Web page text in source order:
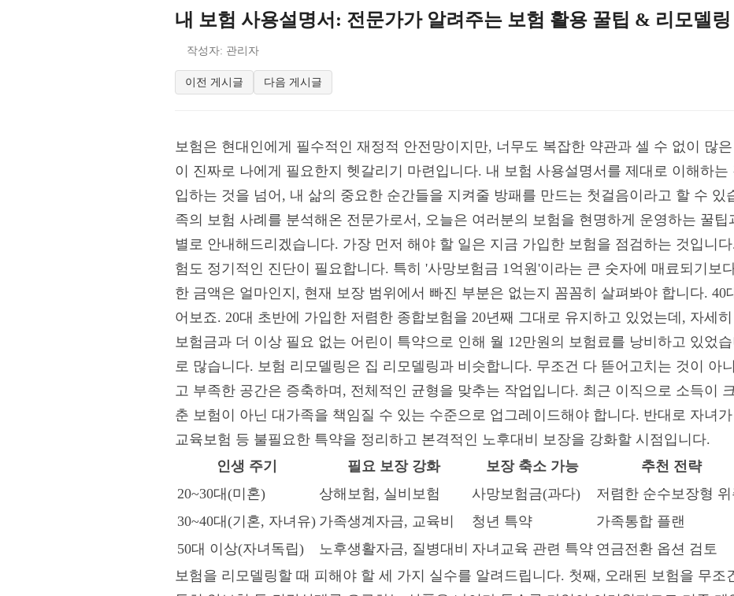
내 보험 사용설명서: 전문가가 알려주는 보험 활용 꿀팁 & 리모델
작성자: 관리자
이전 게시글 다음 게시글
보험은 현대인에게 필수적인 재정적 안전망이지만, 너무도 복잡한 약관과 셀 수 없이 많
이 진짜로 나에게 필요한지 헷갈리기 마련입니다. 내 보험 사용설명서를 제대로 이해하
입하는 것을 넘어, 내 삶의 중요한 순간들을 지켜줄 방패를 만드는 첫걸음이라고 할 수 있
족의 보험 사례를 분석해온 전문가로서, 오늘은 여러분의 보험을 현명하게 운영하는 꿀팁
별로 안내해드리겠습니다. 가장 먼저 해야 할 일은 지금 가입한 보험을 점검하는 것입니
험도 정기적인 진단이 필요합니다. 특히 '사망보험금 1억원'이라는 큰 숫자에 매료되기보
한 금액은 얼마인지, 현재 보장 범위에서 빠진 부분은 없는지 꼼꼼히 살펴봐야 합니다. 40
어보죠. 20대 초반에 가입한 저렴한 종합보험을 20년째 그대로 유지하고 있었는데, 자세
보험금과 더 이상 필요 없는 어린이 특약으로 인해 월 12만원의 보험료를 낭비하고 있었
로 많습니다. 보험 리모델링은 집 리모델링과 비슷합니다. 무조건 다 뜯어고치는 것이 아
고 부족한 공간은 증축하며, 전체적인 균형을 맞추는 작업입니다. 최근 이직으로 소득이
춘 보험이 아닌 대가족을 책임질 수 있는 수준으로 업그레이드해야 합니다. 반대로 자녀
교육보험 등 불필요한 특약을 정리하고 본격적인 노후대비 보장을 강화할 시점입니다.
인생 주기
필요 보장 강화 보장 축소 가능
추천 전략
20~30대(미혼)
상해보험, 실비보험 사망보험금(과다)
저렴한 순수보장형 위
30~40대(기혼, 자녀유) 가족생계자금, 교육비 청년 특약
가족통합 플랜
50대 이상(자녀독립)
노후생활자금, 질병대비 자녀교육 관련 특약 연금전환 옵션 검토
보험을 리모델링할 때 피해야 할 세 가지 실수를 알려드립니다. 첫째, 오래된 보험을 무조